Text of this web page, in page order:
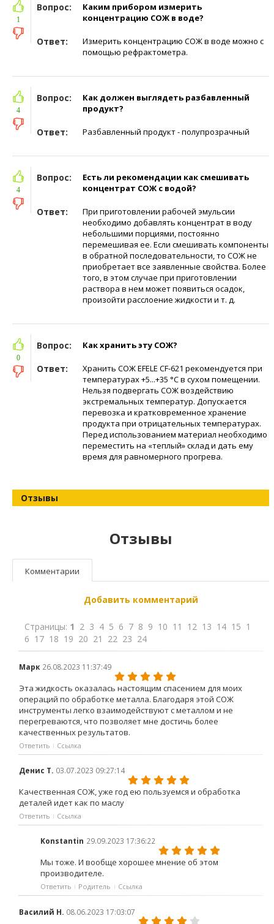
Вопрос:
Каким прибором измерить
концентрацию СОЖ в воде?
Ответ:
Измерить концентрацию СОЖ в воде можно с
помощью рефрактометра.
1
Вопрос:
Как должен выглядеть разбавленный
продукт?
Ответ: Разбавленный продукт - полупрозрачный
4
Вопрос:
Есть ли рекомендации как смешивать
концентрат СОЖ с водой?
Ответ:
При приготовлении рабочей эмульсии
необходимо добавлять концентрат в воду
небольшими порциями, постоянно
перемешивая ее. Если смешивать компоненты
в обратной последовательности, то СОЖ не
приобретает все заявленные свойства. Более
того, в этом случае при приготовлении
раствора в нем может появиться осадок,
произойти расслоение жидкости и т. д.
4
Вопрос: Как хранить эту СОЖ?
Ответ:
Хранить СОЖ EFELE CF-621 рекомендуется при
температурах +5...+35 °С в сухом помещении.
Нельзя подвергать СОЖ воздействию
экстремальных температур. Допускается
перевозка и кратковременное хранение
продукта при отрицательных температурах.
Перед использованием материал необходимо
переместить на «теплый» склад и дать ему
время для равномерного прогрева.
0
Отзывы
Отзывы
Комментарии
Добавить комментарий
Страницы: 1 2 3 4 5 6 7 8 9 10 11 12 13 14 15 1
6 17 18 19 20 21 22 23 24
Марк 26.08.2023 11:37:49
Эта жидкость оказалась настоящим спасением для моих
операций по обработке металла. Благодаря этой СОЖ
инструменты легко взаимодействуют с металлом и не
перегреваются, что позволяет мне достичь более
качественных результатов.
Ответить Ссылка
Денис Т. 03.07.2023 09:27:14
Качественная СОЖ, уже год ею пользуемся и обработка
деталей идет как по маслу
Ответить Ссылка
Konstantin 29.09.2023 17:36:22
Мы тоже. И вообще хорошее мнение об этом
производителе.
Ответить Родитель Ссылка
Василий Н. 08.06.2023 17:03:07